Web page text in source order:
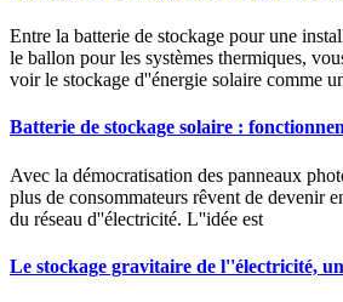
Entre la batterie de stockage pour une
le ballon pour les systèmes thermiques,
voir le stockage d''énergie solaire comme
Batterie de stockage solaire :
Avec la démocratisation des panneaux
plus de consommateurs rêvent de devenir
du réseau d''électricité. L''idée est
Le stockage gravitaire de l''électricité,